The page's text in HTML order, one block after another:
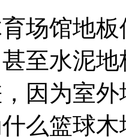
馆地板
至水泥
因为室
么篮球